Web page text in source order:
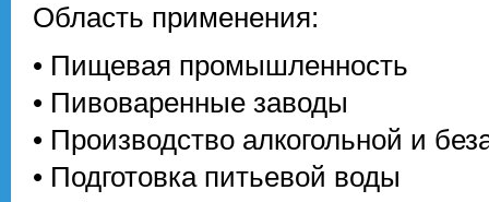
Область применения:
• Пищевая промышленность
• Пивоваренные заводы
• Производство алкогольной и
• Подготовка питьевой воды